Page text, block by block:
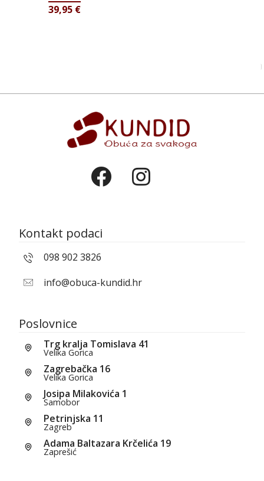
39,95 €
Kontakt podaci
098 902 3826
info@obuca-kundid.hr
Poslovnice
Trg kralja Tomislava 41
Velika Gorica
Zagrebačka 16
Velika Gorica
Josipa Milakovića 1
Samobor
Petrinjska 11
Zagreb
Adama Baltazara Krčelića 19
Zaprešić